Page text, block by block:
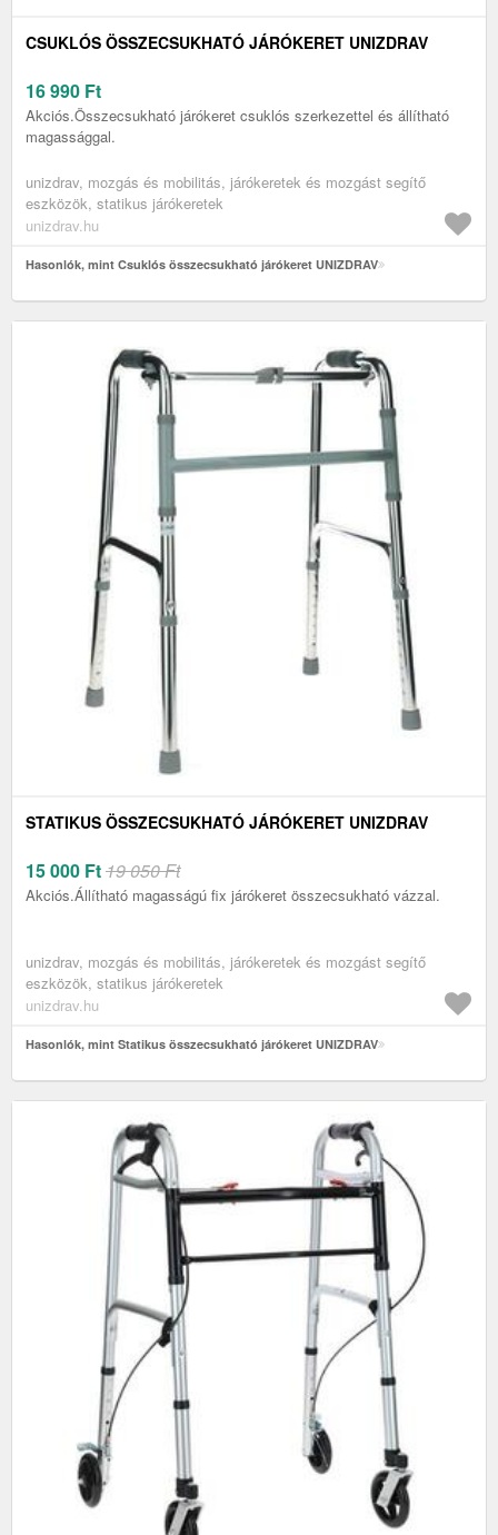
CSUKLÓS ÖSSZECSUKHATÓ JÁRÓKERET UNIZDRAV
16 990 Ft
Akciós.Összecsukható járókeret csuklós szerkezettel és állítható
magassággal.
unizdrav, mozgás és mobilitás, járókeretek és mozgást segítő
eszközök, statikus járókeretek
unizdrav.hu
Hasonlók, mint Csuklós összecsukható járókeret UNIZDRAV
STATIKUS ÖSSZECSUKHATÓ JÁRÓKERET UNIZDRAV
15 000 Ft19 050 Ft
Akciós.Állítható magasságú fix járókeret összecsukható vázzal.
unizdrav, mozgás és mobilitás, járókeretek és mozgást segítő
eszközök, statikus járókeretek
unizdrav.hu
Hasonlók, mint Statikus összecsukható járókeret UNIZDRAV